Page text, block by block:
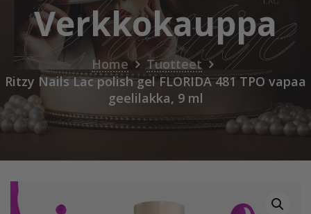
Verkkokauppa
Home
Tuotteet
Ritzy Nails Lac polish gel FLORIDA 481 TPO vapaa
geelilakka, 9 ml